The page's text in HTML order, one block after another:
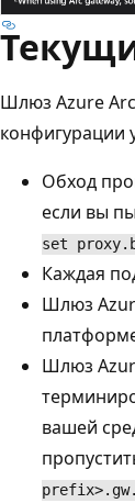
Шлюз Azure
конфигурации
Обход
если вы
set
Каждая
Шлюз
Шлюз
вашей